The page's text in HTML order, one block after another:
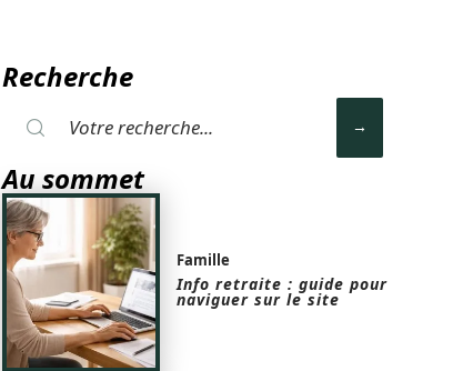
Recherche
Au sommet
Famille
Info retraite : guide pour
naviguer sur le site